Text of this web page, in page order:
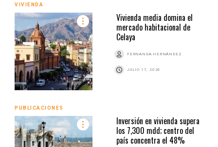
VIVIENDA
Vivienda media domina el
mercado habitacional de
Celaya
FERNANDA HERNÁNDEZ
JULIO 17, 2026
PUBLICACIONES
Inversión en vivienda supera
los 7,300 mdd; centro del
país concentra el 48%